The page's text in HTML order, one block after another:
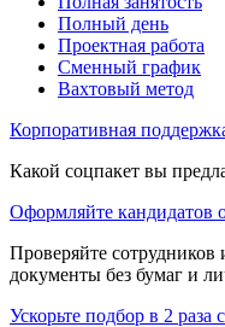
Полный день
Проектная работа
Сменный график
Вахтовый метод
Корпоративная
Какой соцпакет вы
Оформляйте кандидатов
Проверяйте
документы без бумаг и
Ускорьте подбор в 2 раза